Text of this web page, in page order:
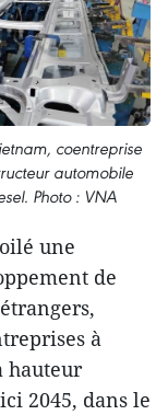
coentreprise
automobile
Photo : VNA
une
de
à
hauteur
2045, dans le